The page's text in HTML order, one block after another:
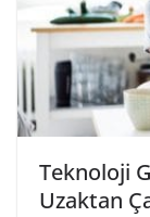
Teknoloji
Uzaktan